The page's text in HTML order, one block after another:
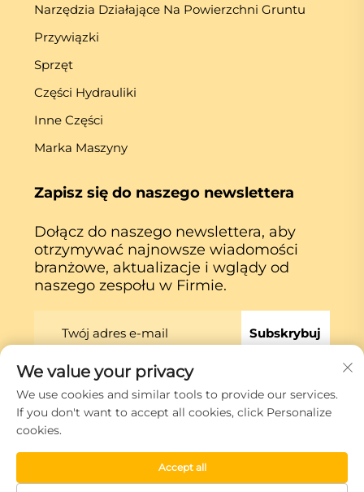
Narzędzia Działające Na Powierzchni Gruntu
Przywiązki
Sprzęt
Części Hydrauliki
Inne Części
Marka Maszyny
Zapisz się do naszego newslettera
Dołącz do naszego newslettera, aby
otrzymywać najnowsze wiadomości
branżowe, aktualizacje i wglądy od
naszego zespołu w Firmie.
Subskrybuj
Prawa autorskie © Xiamen Globe Machine Co.,ltd.
Polityka prywatności
We value your privacy
We use cookies and similar tools to provide our services.
If you don't want to accept all cookies, click Personalize
cookies.
Accept all